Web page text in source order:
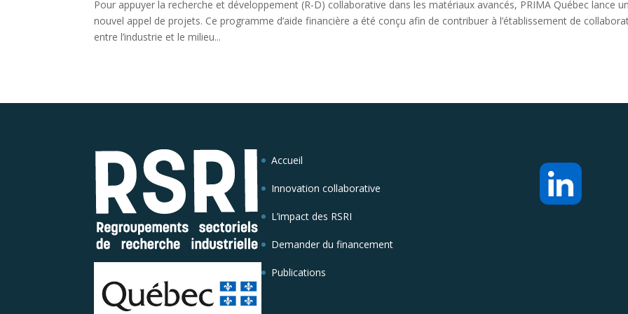
Pour appuyer la recherche et développement (R-D) collaborative dans les matériaux avancés, PRIMA Québec lance un
nouvel appel de projets. Ce programme d’aide financière a été conçu afin de contribuer à l’établissement de
entre l’industrie et le milieu...
Accueil
Innovation collaborative
L’impact des RSRI
Demander du financement
Publications